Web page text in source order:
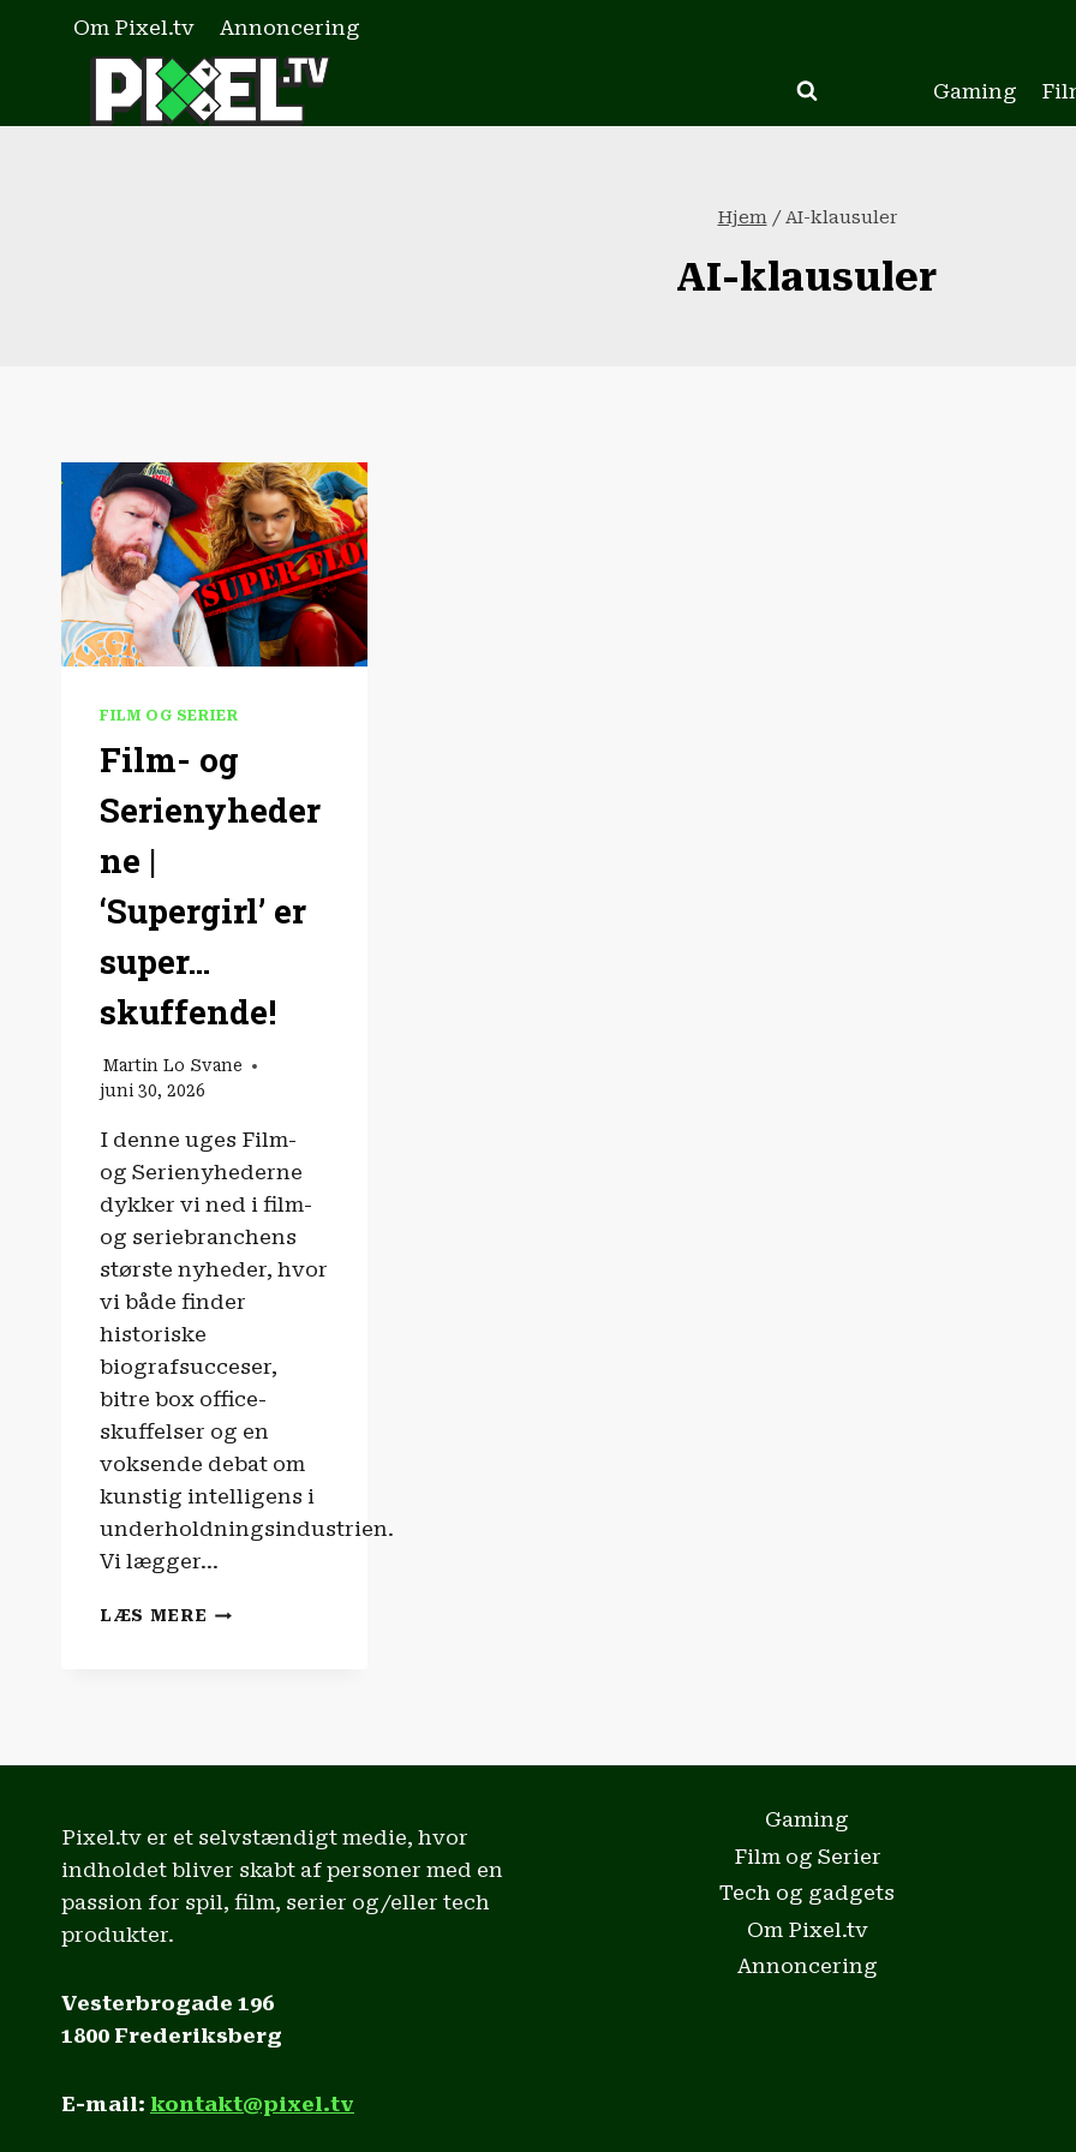
Fortsæt
Om Pixel.tv Annoncering
Gaming
Hjem / AI-klausuler
AI-klausuler
FILM OG SERIER
Film- og
Serienyheder
ne |
‘Supergirl’ er
super…
skuffende!
Martin Lo Svane
juni 30, 2026
I denne uges Film-
og Serienyhederne
dykker vi ned i film-
og seriebranchens
største nyheder, hvor
vi både finder
historiske
biografsucceser,
bitre box office-
skuffelser og en
voksende debat om
kunstig intelligens i
underholdningsindustrien.
Vi lægger…
LÆS MERE FILM-
SUPER…
Pixel.tv er et selvstændigt medie, hvor
indholdet bliver skabt af personer med en
passion for spil, film, serier og/eller tech
produkter.
Vesterbrogade 196
1800 Frederiksberg
E-mail: kontakt@pixel.tv
Gaming
Film og Serier
Tech og gadgets
Om Pixel.tv
Annoncering